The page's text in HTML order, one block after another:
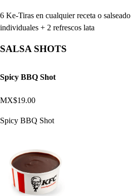
6 Ke-Tiras en cualquier receta o
individuales + 2 refrescos lata
SALSA SHOTS
Spicy BBQ Shot
MX$19.00
Spicy BBQ Shot